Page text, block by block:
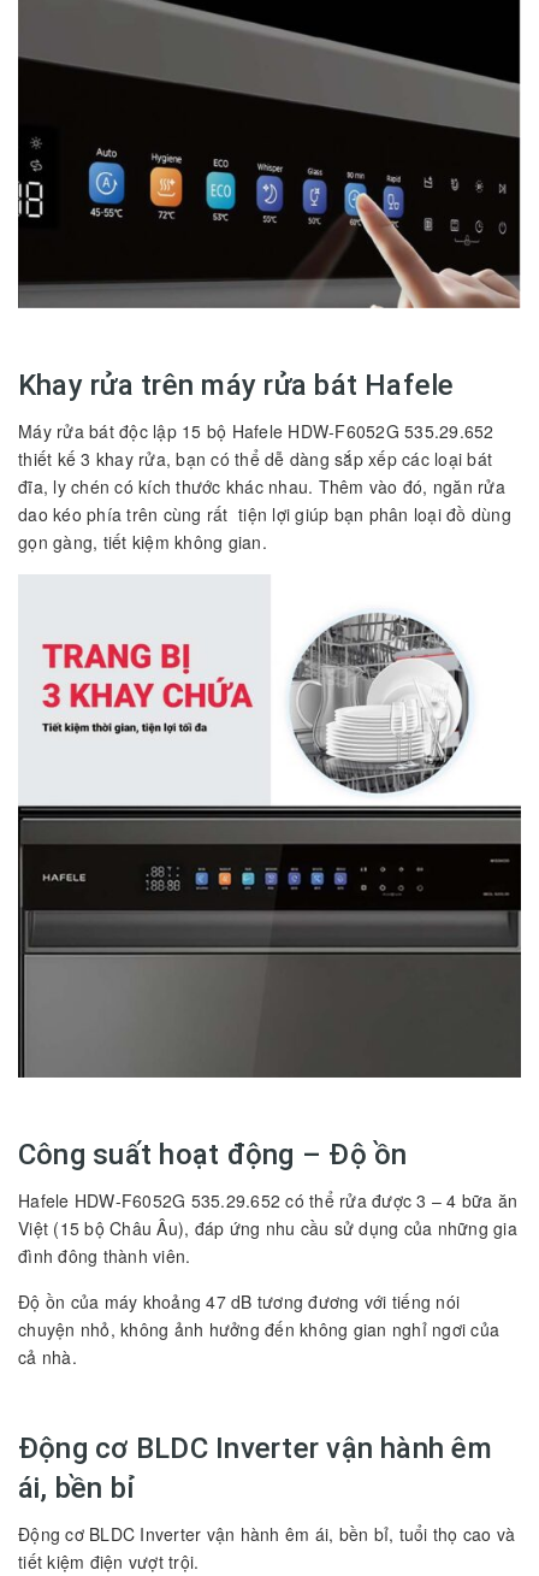
Khay rửa trên máy rửa bát Hafele
Máy rửa bát độc lập 15 bộ Hafele HDW-F6052G 535.29.652
thiết kế 3 khay rửa, bạn có thể dễ dàng sắp xếp các loại bát
đĩa, ly chén có kích thước khác nhau. Thêm vào đó, ngăn rửa
dao kéo phía trên cùng rất tiện lợi giúp bạn phân loại đồ dùng
gọn gàng, tiết kiệm không gian.
Công suất hoạt động – Độ ồn
Hafele HDW-F6052G 535.29.652 có thể rửa được 3 – 4 bữa ăn
Việt (15 bộ Châu Âu), đáp ứng nhu cầu sử dụng của những gia
đình đông thành viên.
Độ ồn của máy khoảng 47 dB tương đương với tiếng nói
chuyện nhỏ, không ảnh hưởng đến không gian nghỉ ngơi của
cả nhà.
Động cơ BLDC Inverter vận hành êm
ái, bền bỉ
Động cơ BLDC Inverter vận hành êm ái, bền bỉ, tuổi thọ cao và
tiết kiệm điện vượt trội.